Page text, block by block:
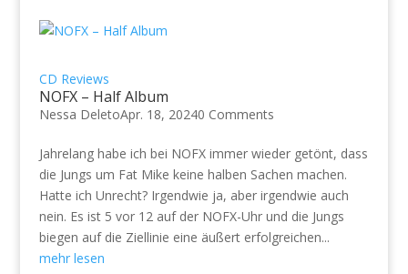
CD Reviews
NOFX – Half Album
Nessa DeletoApr. 18, 20240 Comments
Jahrelang habe ich bei NOFX immer wieder getönt, dass
die Jungs um Fat Mike keine halben Sachen machen.
Hatte ich Unrecht? Irgendwie ja, aber irgendwie auch
nein. Es ist 5 vor 12 auf der NOFX-Uhr und die Jungs
biegen auf die Ziellinie eine äußert erfolgreichen...
mehr lesen